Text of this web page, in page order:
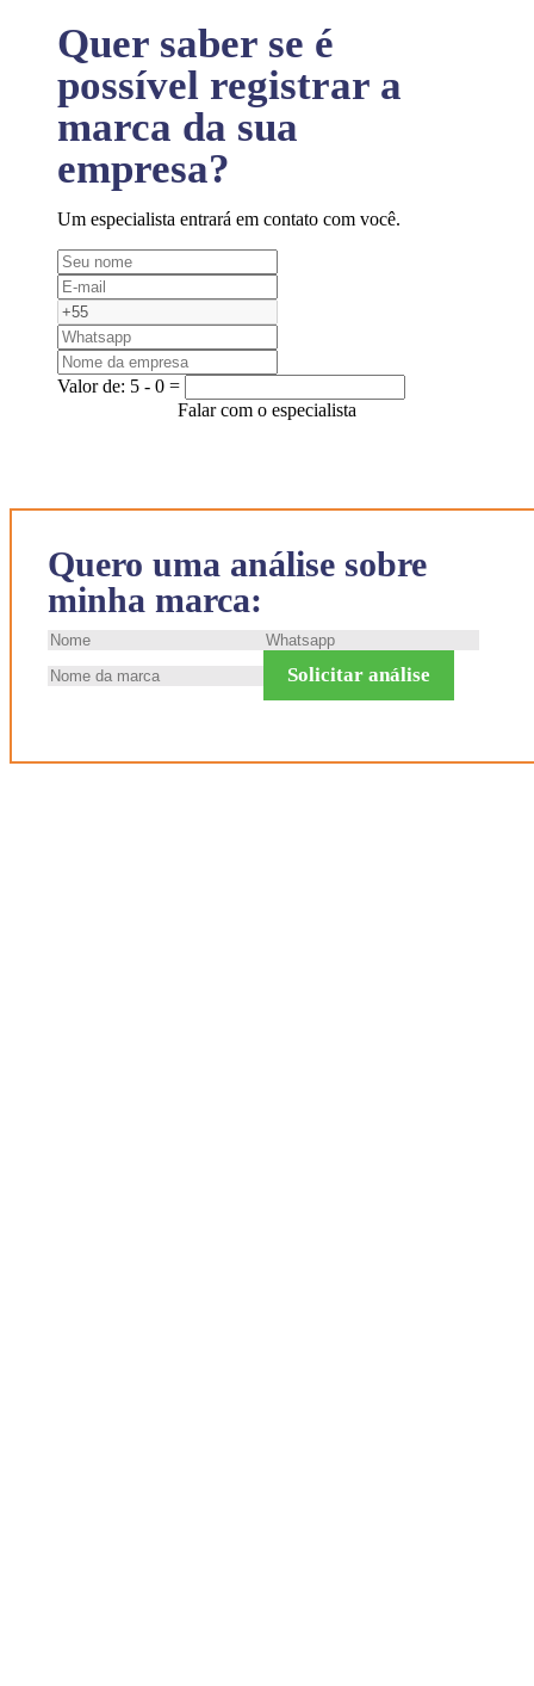
Quero uma análise sobre
minha marca:
Solicitar análise
Quer saber se é
possível registrar a
marca da sua
empresa?
Um especialista entrará em contato com você.
Valor de: 5 - 0 =
Falar com o especialista